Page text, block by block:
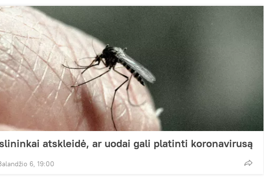
atskleidė, ar uodai gali platinti koronavirusą
6, 19:00